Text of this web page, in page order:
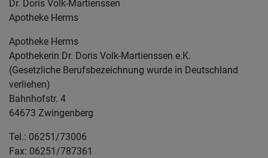
Dr. Doris Volk-Martienssen
Apotheke Herms
Apotheke Herms
Apothekerin Dr. Doris Volk-Martienssen e.K.
(Gesetzliche Berufsbezeichnung wurde in Deutschland
verliehen)
Bahnhofstr. 4
64673 Zwingenberg
Tel.: 06251/73006
Fax: 06251/787361